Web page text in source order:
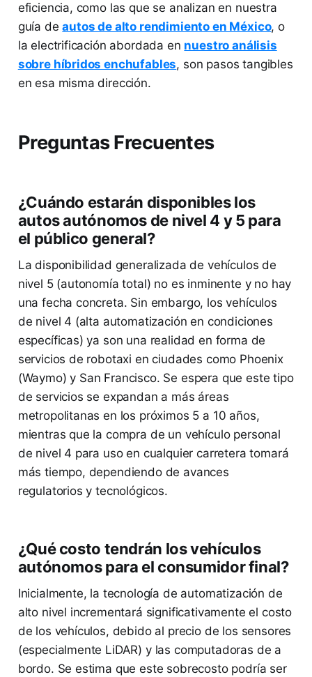
eficiencia, como las que se analizan en nuestra
guía deautos de alto rendimiento en México, o
la electrificación abordada en nuestro análisis
sobre híbridos enchufables, son pasos tangibles
en esa misma dirección.
Preguntas Frecuentes
¿Cuándo estarán disponibles los
autos autónomos de nivel 4 y 5 para
el público general?
La disponibilidad generalizada de vehículos de
nivel 5 (autonomía total) no es inminente y no hay
una fecha concreta. Sin embargo, los vehículos
de nivel 4 (alta automatización en condiciones
específicas) ya son una realidad en forma de
servicios de robotaxi en ciudades como Phoenix
(Waymo) y San Francisco. Se espera que este tipo
de servicios se expandan a más áreas
metropolitanas en los próximos 5 a 10 años,
mientras que la compra de un vehículo personal
de nivel 4 para uso en cualquier carretera tomará
más tiempo, dependiendo de avances
regulatorios y tecnológicos.
¿Qué costo tendrán los vehículos
autónomos para el consumidor final?
Inicialmente, la tecnología de automatización de
alto nivel incrementará significativamente el costo
de los vehículos, debido al precio de los sensores
(especialmente LiDAR) y las computadoras de a
bordo. Se estima que este sobrecosto podría ser